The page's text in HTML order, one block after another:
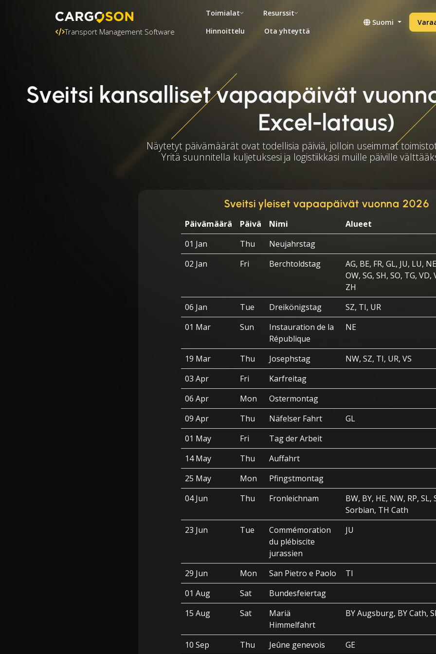
Transport Management Software
Toimialat
Resurssit
Hinnoittelu
Ota yhteyttä
Suomi
Sveitsi kansalliset vapaapäivät
Excel-lataus)
Näytetyt päivämäärät ovat todellisia päiviä, jolloin useimmat
Yritä suunnitella kuljetuksesi ja logistiikkasi muille päiville
Sveitsi yleiset vapaapäivät vuonna 2026
Päivämäärä Päivä Nimi
Alueet
01 Jan
Thu
Neujahrstag
02 Jan
Fri Berchtoldstag
AG, BE, FR, GL, JU, LU,
OW, SG, SH, SO, TG, VD,
ZH
06 Jan
Tue Dreikönigstag
SZ, TI, UR
01 Mar
Sun
Instauration de la
République
NE
19 Mar Thu Josephstag
NW, SZ, TI, UR, VS
03 Apr
Fri
Karfreitag
06 Apr
Mon
Ostermontag
09 Apr
Thu Näfelser Fahrt
GL
01 May
Fri
Tag der Arbeit
14 May
Thu
Auffahrt
25 May
Mon
Pfingstmontag
04 Jun
Thu Fronleichnam
BW, BY, HE, NW, RP, SL,
Sorbian, TH Cath
23 Jun
Tue
Commémoration
du plébiscite
jurassien
JU
29 Jun Mon San Pietro e Paolo
TI
01 Aug
Sat
Bundesfeiertag
15 Aug
Sat
Mariä
Himmelfahrt
BY Augsburg, BY Cath,
10 Sep Thu Jeûne genevois
GE